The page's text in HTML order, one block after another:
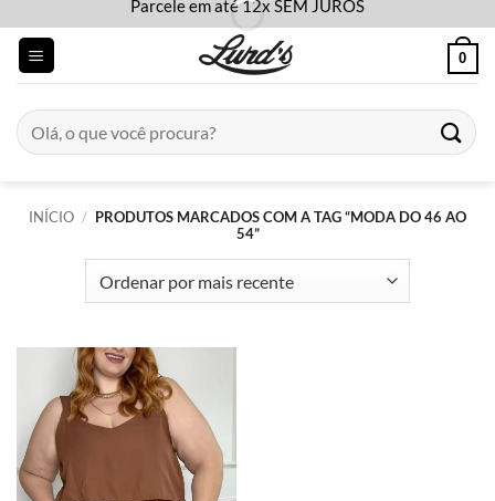
content
Parcele em até 12x SEM JUROS
0
Pesquisar
por:
INÍCIO / PRODUTOS MARCADOS COM A TAG “MODA DO 46 AO
54”